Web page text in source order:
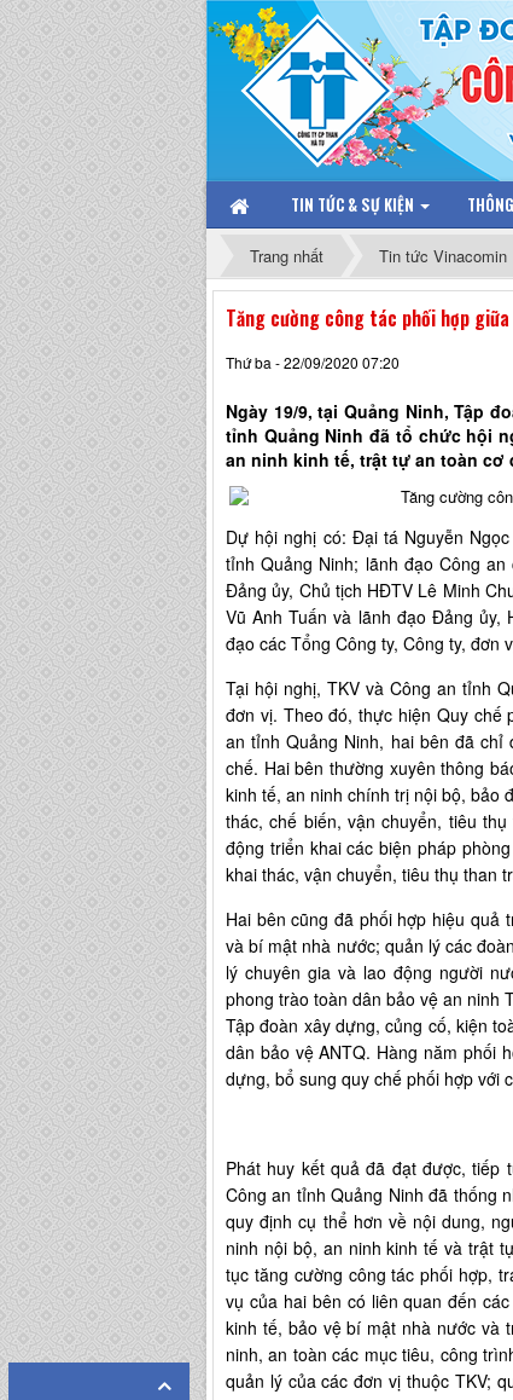
TIN TỨC & SỰ KIỆN
Trang nhất Tin tức Vinacomin
Tăng cường công tác phối hợp
Thứ ba - 22/09/2020 07:20
Ngày 19/9, tại Quảng Ninh, Tập
tỉnh Quảng Ninh đã tổ chức hội
an ninh kinh tế, trật tự an toàn cơ
Dự hội nghị có: Đại tá Nguyễn
tỉnh Quảng Ninh; lãnh đạo Công
Đảng ủy, Chủ tịch HĐTV Lê Minh
Vũ Anh Tuấn và lãnh đạo Đảng ủy,
đạo các Tổng Công ty, Công ty, đơn
Tại hội nghị, TKV và Công an tỉnh
đơn vị. Theo đó, thực hiện Quy chế
an tỉnh Quảng Ninh, hai bên đã
chế. Hai bên thường xuyên thông
kinh tế, an ninh chính trị nội bộ, bảo
thác, chế biến, vận chuyển, tiêu
động triển khai các biện pháp
khai thác, vận chuyển, tiêu thụ than
Hai bên cũng đã phối hợp hiệu quả
và bí mật nhà nước; quản lý các
lý chuyên gia và lao động người
phong trào toàn dân bảo vệ an ninh
Tập đoàn xây dựng, củng cố, kiện
dân bảo vệ ANTQ. Hàng năm phối
dựng, bổ sung quy chế phối hợp với
Phát huy kết quả đã đạt được, tiếp
Công an tỉnh Quảng Ninh đã thống
quy định cụ thể hơn về nội dung,
ninh nội bộ, an ninh kinh tế và trật
tục tăng cường công tác phối hợp,
vụ của hai bên có liên quan đến
kinh tế, bảo vệ bí mật nhà nước và
ninh, an toàn các mục tiêu, công
quản lý của các đơn vị thuộc TKV;